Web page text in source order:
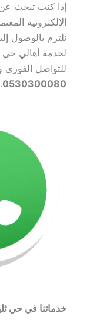
إذا كنت تبحث
الإلكترونية
نلتزم بالوصول
لخدمة أهالي حي
للتواصل
0530300080
.
خدماتنا في حي